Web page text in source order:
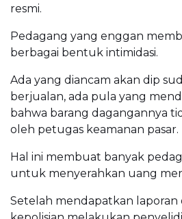
resmi.
Pedagang yang enggan
berbagai bentuk intimidasi.
Ada yang diancam akan dip
berjualan, ada pula yang
bahwa barang dagangannya
oleh petugas keamanan pasar.
Hal ini membuat banyak
untuk menyerahkan uang
Setelah mendapatkan laporan